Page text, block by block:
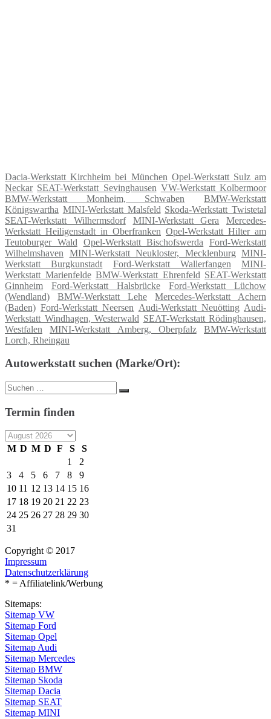
Dacia-Werkstatt Kirchheim bei München Opel-Werkstatt Sulz am
Neckar SEAT-Werkstatt Sevinghausen VW-Werkstatt Kolbermoor
BMW-Werkstatt Monheim, Schwaben
BMW-Werkstatt
Königswartha MINI-Werkstatt Malsfeld Skoda-Werkstatt Twistetal
SEAT-Werkstatt Wilhermsdorf
MINI-Werkstatt Gera
Mercedes-
Werkstatt Heiligenstadt in Oberfranken Opel-Werkstatt Hilter am
Teutoburger Wald
Opel-Werkstatt Bischofswerda
Ford-Werkstatt
Wilhelmshaven
MINI-Werkstatt Neukloster, Mecklenburg MINI-
Werkstatt Burgkunstadt
Ford-Werkstatt Wallerfangen
MINI-
Werkstatt Marienfelde BMW-Werkstatt Ehrenfeld SEAT-Werkstatt
Ginnheim
Ford-Werkstatt Halsbrücke
Ford-Werkstatt Lüchow
(Wendland)
BMW-Werkstatt Lehe
Mercedes-Werkstatt Achern
(Baden) Ford-Werkstatt Neersen Audi-Werkstatt Neuötting Audi-
Werkstatt Windhagen, Westerwald SEAT-Werkstatt Rödinghausen,
Westfalen
MINI-Werkstatt Amberg, Oberpfalz
BMW-Werkstatt
Lorch, Rheingau
Autowerkstatt suchen (Marke/Ort):
Suche
nach:
Suchen
Termin finden
M D M D F S
S
1
2
3
4 5 6 7 8
9
10 11 12 13 14 15 16
17 18 19 20 21 22 23
24 25 26 27 28 29 30
31
Copyright © 2017
Impressum
Datenschutzerklärung
* = Affiliatelink/Werbung
Sitemaps:
Sitemap VW
Sitemap Ford
Sitemap Opel
Sitemap Audi
Sitemap Mercedes
Sitemap BMW
Sitemap Skoda
Sitemap Dacia
Sitemap SEAT
Sitemap MINI